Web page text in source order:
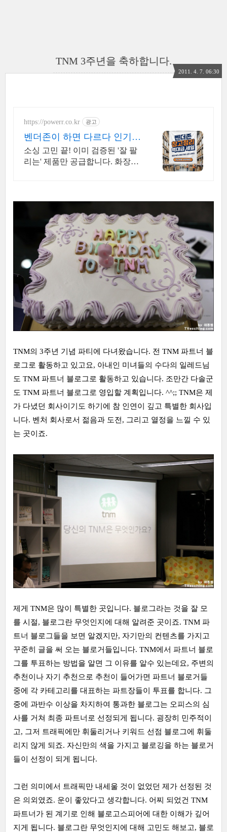
TNM 3주년을 축하합니다.
2011. 4. 7. 06:30
https://powerr.co.kr 광고
벤더존이 하면 다르다 인기템
소싱 매출 수직상승
소싱 고민 끝! 이미 검증된 '잘 팔
리는' 제품만 공급합니다. 화장품
TNM의 3주년 기념 파티에 다녀왔습니다. 전 TNM 파트너 블
로그로 활동하고 있고요, 아내인 미녀들의 수다의 일레드님
도 TNM 파트너 블로그로 활동하고 있습니다. 조만간 다솔군
도 TNM 파트너 블로그로 영입할 계획입니다. ^^;; TNM은 제
가 다녔던 회사이기도 하기에 참 인연이 깊고 특별한 회사입
니다. 벤처 회사로서 젊음과 도전, 그리고 열정을 느낄 수 있
는 곳이죠.
제게 TNM은 많이 특별한 곳입니다. 블로그라는 것을 잘 모
를 시절, 블로그란 무엇인지에 대해 알려준 곳이죠. TNM 파
트너 블로그들을 보면 알겠지만, 자기만의 컨텐츠를 가지고
꾸준히 글을 써 오는 블로거들입니다. TNM에서 파트너 블로
그를 투표하는 방법을 알면 그 이유를 알수 있는데요, 주변의
추천이나 자기 추천으로 추천이 들어가면 파트너 블로거들
중에 각 카테고리를 대표하는 파트장들이 투표를 합니다. 그
중에 과반수 이상을 차지하여 통과한 블로그는 오피스의 심
사를 거쳐 최종 파트너로 선정되게 됩니다. 굉장히 민주적이
고, 그저 트래픽에만 휘둘리거나 키워드 선점 블로그에 휘둘
리지 않게 되죠. 자신만의 색을 가지고 블로깅을 하는 블로거
들이 선정이 되게 됩니다.
그런 의미에서 트래픽만 내세울 것이 없었던 제가 선정된 것
은 의외였죠. 운이 좋았다고 생각합니다. 어찌 되었건 TNM
파트너가 된 계기로 인해 블로고스피어에 대한 이해가 깊어
지게 됩니다. 블로그란 무엇인지에 대해 고민도 해보고, 블로